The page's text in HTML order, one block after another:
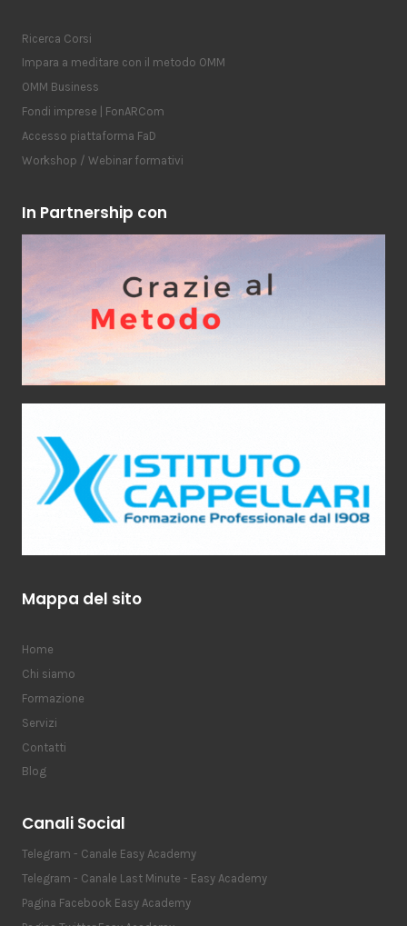
Ricerca Corsi
Impara a meditare con il metodo OMM
OMM Business
Fondi imprese | FonARCom
Accesso piattaforma FaD
Workshop / Webinar formativi
In Partnership con
Mappa del sito
Home
Chi siamo
Formazione
Servizi
Contatti
Blog
Canali Social
Telegram - Canale Easy Academy
Telegram - Canale Last Minute - Easy Academy
Pagina Facebook Easy Academy